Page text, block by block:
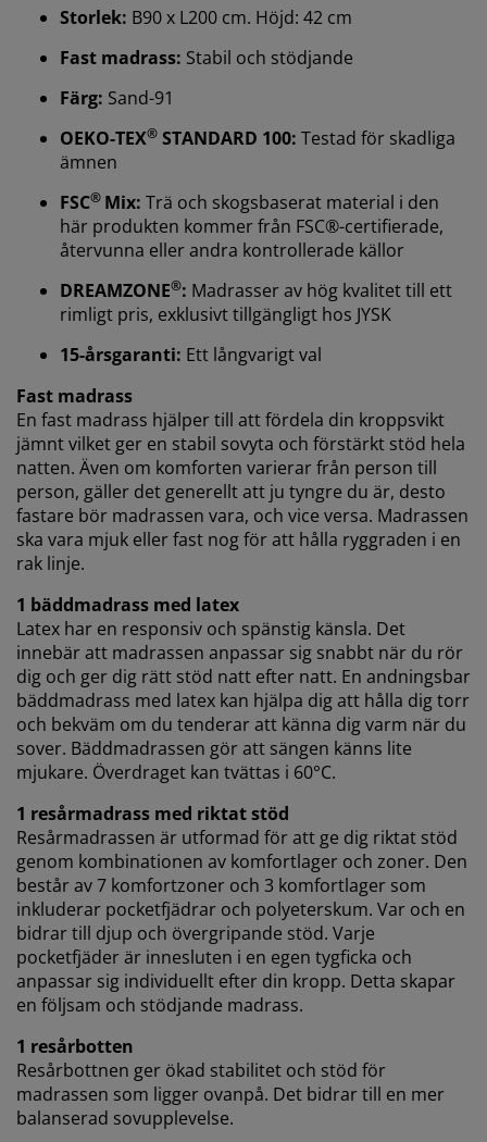
Storlek: B90 x L200 cm. Höjd: 42 cm
Fast madrass: Stabil och stödjande
Färg: Sand-91
OEKO-TEX® STANDARD 100: Testad för skadliga
ämnen
FSC® Mix: Trä och skogsbaserat material i den
här produkten kommer från FSC®-certifierade,
återvunna eller andra kontrollerade källor
DREAMZONE®: Madrasser av hög kvalitet till ett
rimligt pris, exklusivt tillgängligt hos JYSK
15-årsgaranti: Ett långvarigt val
Fast madrass
En fast madrass hjälper till att fördela din kroppsvikt
jämnt vilket ger en stabil sovyta och förstärkt stöd hela
natten. Även om komforten varierar från person till
person, gäller det generellt att ju tyngre du är, desto
fastare bör madrassen vara, och vice versa. Madrassen
ska vara mjuk eller fast nog för att hålla ryggraden i en
rak linje.
1 bäddmadrass med latex
Latex har en responsiv och spänstig känsla. Det
innebär att madrassen anpassar sig snabbt när du rör
dig och ger dig rätt stöd natt efter natt. En andningsbar
bäddmadrass med latex kan hjälpa dig att hålla dig torr
och bekväm om du tenderar att känna dig varm när du
sover. Bäddmadrassen gör att sängen känns lite
mjukare. Överdraget kan tvättas i 60°C.
1 resårmadrass med riktat stöd
Resårmadrassen är utformad för att ge dig riktat stöd
genom kombinationen av komfortlager och zoner. Den
består av 7 komfortzoner och 3 komfortlager som
inkluderar pocketfjädrar och polyeterskum. Var och en
bidrar till djup och övergripande stöd. Varje
pocketfjäder är innesluten i en egen tygficka och
anpassar sig individuellt efter din kropp. Detta skapar
en följsam och stödjande madrass.
1 resårbotten
Resårbottnen ger ökad stabilitet och stöd för
madrassen som ligger ovanpå. Det bidrar till en mer
balanserad sovupplevelse.
På JYSK använder vi cookies och mobilidentifierare för
att säkerställa en bra upplevelse när du besöker vår
webbplats. Cookies samlar in information om dig för
marknadsföring.
När vi accepterar marknadsföringscookies kommer vi
att dela dina webbläsardata med
marknadsföringspartners (t.ex. Google, Meta och
TikTok) för skräddarsydda och statiska annonser. Du
kan läsa mer om ändamålen under "Ändra" och välja
att återkalla ditt samtycke genom att klicka på cookie-
ikonen. Genom att klicka på "Acceptera alla" samtycker
du till alla tre syftena. Läs mer om vårinsamling och
behandling av personuppgifter
och vår